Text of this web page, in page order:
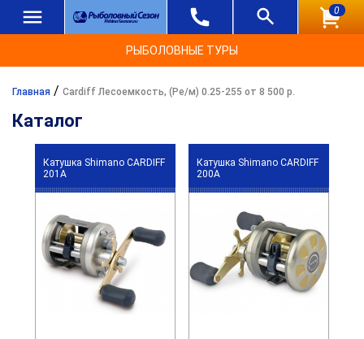
0
РЫБОЛОВНЫЕ ТУРЫ
Главная / Cardiff Лесоемкость, (Ре/м) 0.25-255 от 8 500 р.
Каталог
Катушка Shimano CARDIFF
201A
Катушка Shimano CARDIFF
200A